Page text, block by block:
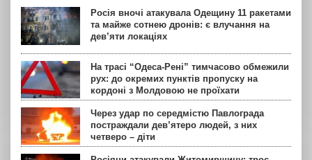
Росія вночі атакувала Одещину 11 ракетами
та майже сотнею дронів: є влучання на
дев’яти локаціях
На трасі “Одеса-Рені” тимчасово обмежили
рух: до окремих пунктів пропуску на
кордоні з Молдовою не проїхати
Через удар по середмістю Павлограда
постраждали дев’ятеро людей, з них
четверо – діти